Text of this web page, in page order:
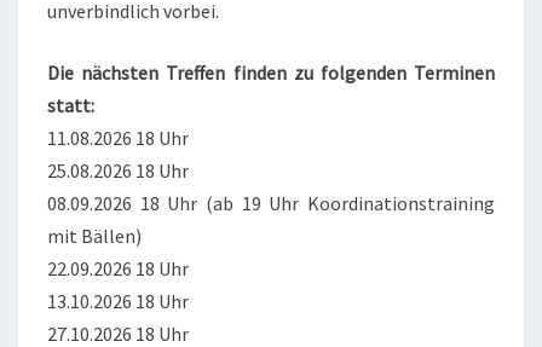
unverbindlich vorbei.
Die nächsten Treffen finden zu folgenden Terminen
statt:
11.08.2026 18 Uhr
25.08.2026 18 Uhr
08.09.2026 18 Uhr (ab 19 Uhr Koordinationstraining
mit Bällen)
22.09.2026 18 Uhr
13.10.2026 18 Uhr
27.10.2026 18 Uhr